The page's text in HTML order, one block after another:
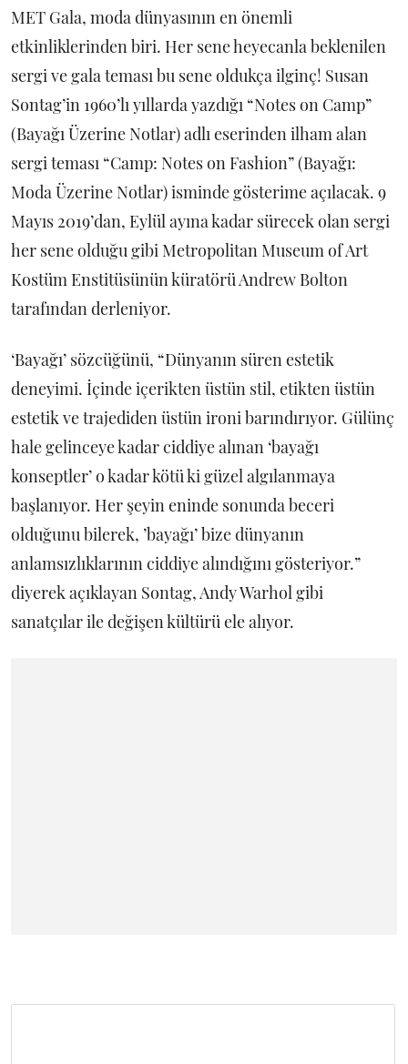
MET Gala, moda dünyasının en önemli
etkinliklerinden biri. Her sene heyecanla beklenilen
sergi ve gala teması bu sene oldukça ilginç! Susan
Sontag’in 1960’lı yıllarda yazdığı “Notes on Camp”
(Bayağı Üzerine Notlar) adlı eserinden ilham alan
sergi teması “Camp: Notes on Fashion” (Bayağı:
Moda Üzerine Notlar) isminde gösterime açılacak. 9
Mayıs 2019’dan, Eylül ayına kadar sürecek olan sergi
her sene olduğu gibi Metropolitan Museum of Art
Kostüm Enstitüsünün küratörü Andrew Bolton
tarafından derleniyor.
‘Bayağı’ sözcüğünü, “Dünyanın süren estetik
deneyimi. İçinde içerikten üstün stil, etikten üstün
estetik ve trajediden üstün ironi barındırıyor. Gülünç
hale gelinceye kadar ciddiye alınan ‘bayağı
konseptler’ o kadar kötü ki güzel algılanmaya
başlanıyor. Her şeyin eninde sonunda beceri
olduğunu bilerek, ’bayağı’ bize dünyanın
anlamsızlıklarının ciddiye alındığını gösteriyor.”
diyerek açıklayan Sontag, Andy Warhol gibi
sanatçılar ile değişen kültürü ele alıyor.